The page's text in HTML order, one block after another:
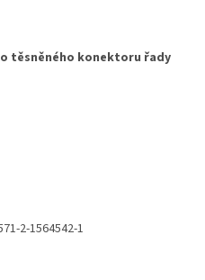
těsněného konektoru řady
2-1564542-1